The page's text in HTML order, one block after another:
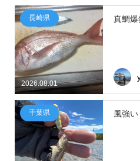
2026.08.01
長崎県 真鯛爆
千葉県 風強い